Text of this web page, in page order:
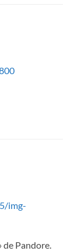
img-
de Pandore.